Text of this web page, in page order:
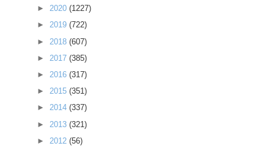
► 2020 (1227)
► 2019 (722)
► 2018 (607)
► 2017 (385)
► 2016 (317)
► 2015 (351)
► 2014 (337)
► 2013 (321)
► 2012 (56)